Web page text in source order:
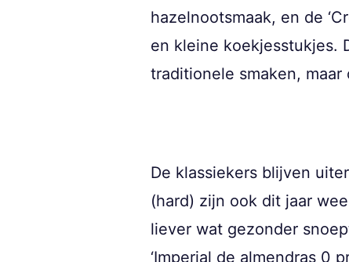
hazelnootsmaak, en de
en kleine koekjesstukjes.
traditionele smaken,
De klassiekers blijven
(hard) zijn ook dit jaar
liever wat gezonder
‘Imperial de almendras 0